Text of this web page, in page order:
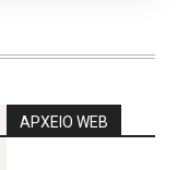
ΑΡΧΕΙΟ WEB